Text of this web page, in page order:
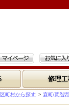
イページ お気に入
修理
町村から探す > 森町(周智